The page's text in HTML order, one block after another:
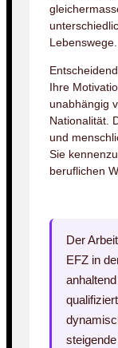
Lebenswege.
Ihre
unabhängig
Nationalität.
und
Sie
beruflichen
Der
EFZ in